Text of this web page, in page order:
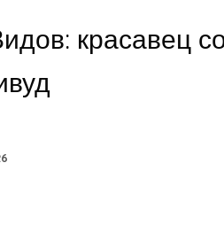
красавец